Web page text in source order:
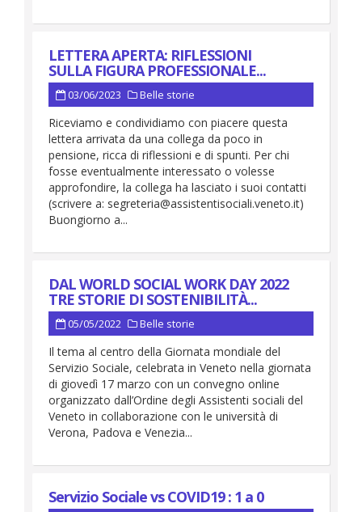
LETTERA APERTA: RIFLESSIONI
SULLA FIGURA PROFESSIONALE...
03/06/2023 Belle storie
Riceviamo e condividiamo con piacere questa
lettera arrivata da una collega da poco in
pensione, ricca di riflessioni e di spunti. Per chi
fosse eventualmente interessato o volesse
approfondire, la collega ha lasciato i suoi contatti
(scrivere a: segreteria@assistentisociali.veneto.it)
Buongiorno a...
DAL WORLD SOCIAL WORK DAY 2022
TRE STORIE DI SOSTENIBILITÀ...
05/05/2022 Belle storie
Il tema al centro della Giornata mondiale del
Servizio Sociale, celebrata in Veneto nella giornata
di giovedì 17 marzo con un convegno online
organizzato dall’Ordine degli Assistenti sociali del
Veneto in collaborazione con le università di
Verona, Padova e Venezia...
Servizio Sociale vs COVID19 : 1 a 0